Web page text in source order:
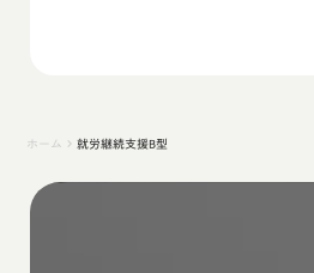
ホーム keyboard_arrow_right就労継続支援B型